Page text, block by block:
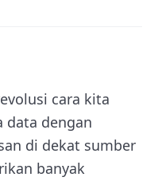
cara kita
data dengan
di dekat sumber
banyak